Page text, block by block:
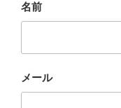
名前
メール